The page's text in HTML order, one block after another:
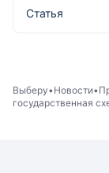
Статья
Выберу Новости
государственная